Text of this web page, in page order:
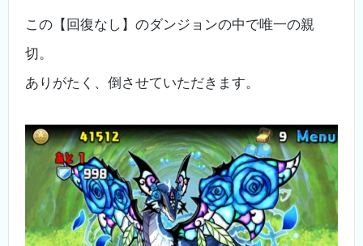
この【回復なし】のダンジョンの中で唯一の親
切。
ありがたく、倒させていただきます。